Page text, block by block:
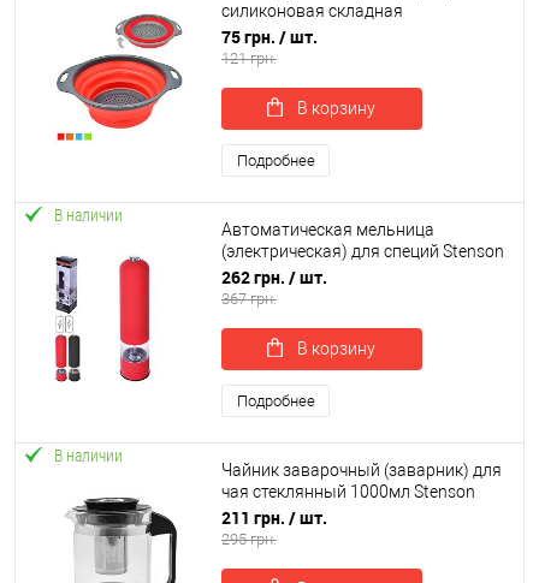
силиконовая складная
24.5*19.5*9см Stenson (MH-3824S)
75 грн. / шт.
121 грн.
В корзину
Подробнее
В наличии
Автоматическая мельница
(электрическая) для специй Stenson
22см (R26412)
262 грн. / шт.
367 грн.
В корзину
Подробнее
В наличии
Чайник заварочный (заварник) для
чая стеклянный 1000мл Stenson
(6211-S)
211 грн. / шт.
295 грн.